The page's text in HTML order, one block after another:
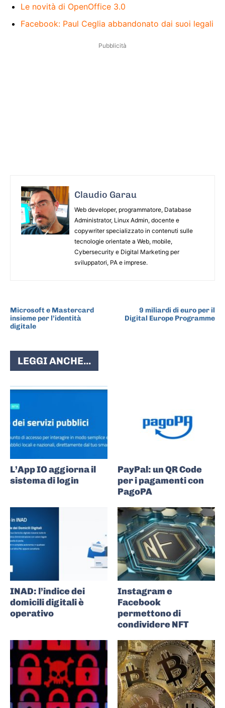
Le novità di OpenOffice 3.0
Facebook: Paul Ceglia abbandonato dai suoi legali
Pubblicità
Claudio Garau
Web developer, programmatore, Database
Administrator, Linux Admin, docente e
copywriter specializzato in contenuti sulle
tecnologie orientate a Web, mobile,
Cybersecurity e Digital Marketing per
sviluppatori, PA e imprese.
Microsoft e Mastercard
insieme per l’identità
digitale
9 miliardi di euro per il
Digital Europe Programme
LEGGI ANCHE...
L’App IO aggiorna il
sistema di login
PayPal: un QR Code
per i pagamenti con
PagoPA
INAD: l’indice dei
domicili digitali è
operativo
Instagram e
Facebook
permettono di
condividere NFT